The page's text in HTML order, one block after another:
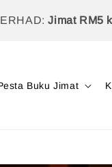
Jimat RM5
Buku Jimat